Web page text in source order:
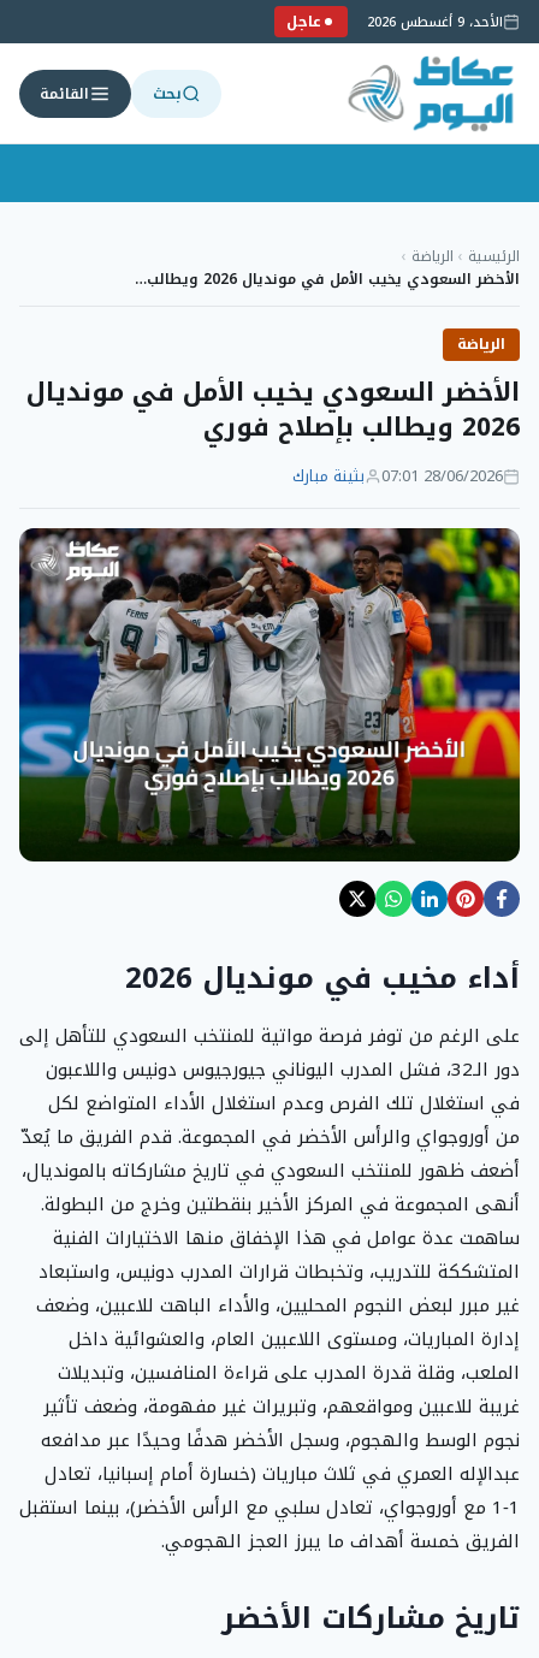
الأحد، 9 أغسطس 2026 عاجل
بحث القائمة
إلى
المحتوى
الرئيسية › الرياضة ›
الأخضر السعودي يخيب الأمل في مونديال 2026 ويطالب…
الرياضة
الأخضر السعودي يخيب الأمل في مونديال
2026 ويطالب بإصلاح فوري
28/06/2026 07:01 بثينة مبارك
أداء مخيب في مونديال 2026
على الرغم من توفر فرصة مواتية للمنتخب السعودي للتأهل إلى
دور الـ32، فشل المدرب اليوناني جيورجيوس دونيس واللاعبون
في استغلال تلك الفرص وعدم استغلال الأداء المتواضع لكل
من أوروجواي والرأس الأخضر في المجموعة. قدم الفريق ما يُعدّ
أضعف ظهور للمنتخب السعودي في تاريخ مشاركاته بالمونديال،
أنهى المجموعة في المركز الأخير بنقطتين وخرج من البطولة.
ساهمت عدة عوامل في هذا الإخفاق منها الاختيارات الفنية
المتشككة للتدريب، وتخبطات قرارات المدرب دونيس، واستبعاد
غير مبرر لبعض النجوم المحليين، والأداء الباهت للاعبين، وضعف
إدارة المباريات، ومستوى اللاعبين العام، والعشوائية داخل
الملعب، وقلة قدرة المدرب على قراءة المنافسين، وتبديلات
غريبة للاعبين ومواقعهم، وتبريرات غير مفهومة، وضعف تأثير
نجوم الوسط والهجوم، وسجل الأخضر هدفًا وحيدًا عبر مدافعه
عبدالإله العمري في ثلاث مباريات (خسارة أمام إسبانيا، تعادل
1‑1 مع أوروجواي، تعادل سلبي مع الرأس الأخضر)، بينما استقبل
الفريق خمسة أهداف ما يبرز العجز الهجومي.
تاريخ مشاركات الأخضر